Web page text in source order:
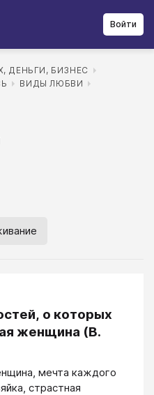
Войти
ДЕНЬГИ, БИЗНЕС
ВИДЫ ЛЮБВИ
о которых
женщина (В.
мечта каждого
страстная